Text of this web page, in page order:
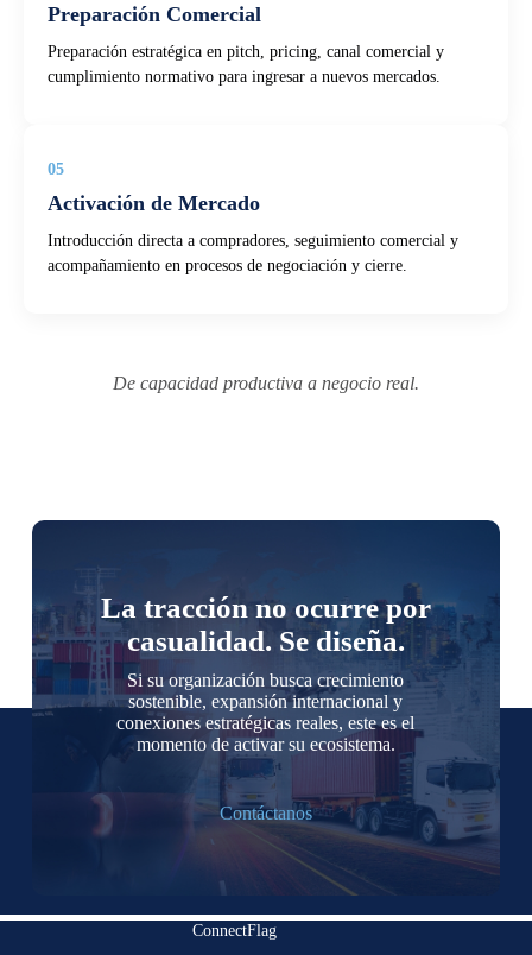
Preparación Comercial
Preparación estratégica en pitch, pricing, canal comercial y
cumplimiento normativo para ingresar a nuevos mercados.
05
Activación de Mercado
Introducción directa a compradores, seguimiento comercial y
acompañamiento en procesos de negociación y cierre.
De capacidad productiva a negocio real.
La tracción no ocurre por
casualidad. Se diseña.
Si su organización busca crecimiento
sostenible, expansión internacional y
conexiones estratégicas reales, este es el
momento de activar su ecosistema.
Contáctanos
ConnectFlag